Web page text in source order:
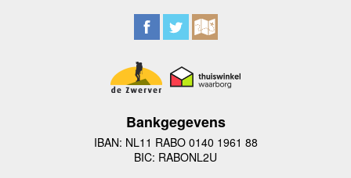
Bankgegevens
IBAN: NL11 RABO 0140 1961 88
BIC: RABONL2U